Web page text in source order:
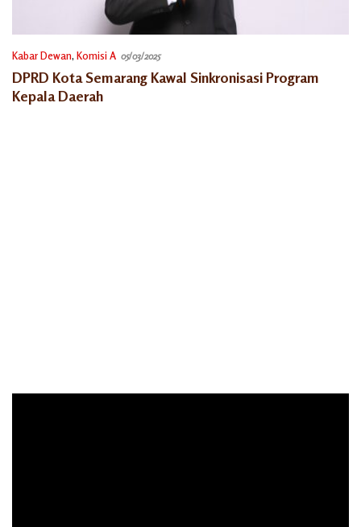
Kabar Dewan, Komisi A 05/03/2025
DPRD Kota Semarang Kawal Sinkronisasi Program
Kepala Daerah